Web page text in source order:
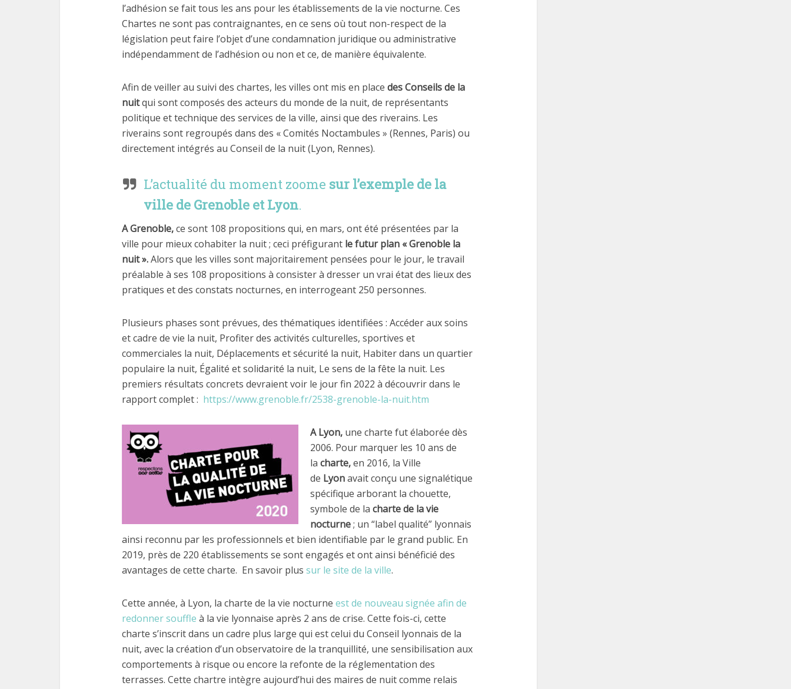
l’adhésion se fait tous les ans pour les établissements de la vie nocturne. Ces
Chartes ne sont pas contraignantes, en ce sens où tout non-respect de la
législation peut faire l’objet d’une condamnation juridique ou administrative
indépendamment de l’adhésion ou non et ce, de manière équivalente.
Afin de veiller au suivi des chartes, les villes ont mis en place des Conseils de la
nuitqui sont composés des acteurs du monde de la nuit, de représentants
politique et technique des services de la ville, ainsi que des riverains. Les
riverains sont regroupés dans des « Comités Noctambules » (Rennes, Paris) ou
directement intégrés au Conseil de la nuit (Lyon, Rennes).
L’actualité du moment zoome sur l’exemple de la
ville de Grenoble et Lyon.
A Grenoble,ce sont 108 propositions qui, en mars, ont été présentées par la
ville pour mieux cohabiter la nuit ; ceci préfigurant le futur plan « Grenoble la
nuit ».Alors que les villes sont majoritairement pensées pour le jour, le travail
préalable à ses 108 propositions à consister à dresser un vrai état des lieux des
pratiques et des constats nocturnes, en interrogeant 250 personnes.
Plusieurs phases sont prévues, des thématiques identifiées : Accéder aux soins
et cadre de vie la nuit, Profiter des activités culturelles, sportives et
commerciales la nuit, Déplacements et sécurité la nuit, Habiter dans un quartier
populaire la nuit, Égalité et solidarité la nuit, Le sens de la fête la nuit. Les
premiers résultats concrets devraient voir le jour fin 2022 à découvrir dans le
rapport complet : https://www.grenoble.fr/2538-grenoble-la-nuit.htm
A Lyon, une charte fut élaborée dès
2006. Pour marquer les 10 ans de
la charte,en 2016, la Ville
de Lyonavait conçu une signalétique
spécifique arborant la chouette,
symbole de la charte de la vie
nocturne; un “label qualité” lyonnais
ainsi reconnu par les professionnels et bien identifiable par le grand public. En
2019, près de 220 établissements se sont engagés et ont ainsi bénéficié des
avantages de cette charte. En savoir plus sur le site de la ville.
Cette année, à Lyon, la charte de la vie nocturne est de nouveau signée afin de
redonner souffle à la vie lyonnaise après 2 ans de crise. Cette fois-ci, cette
charte s’inscrit dans un cadre plus large qui est celui du Conseil lyonnais de la
nuit, avec la création d’un observatoire de la tranquillité, une sensibilisation aux
comportements à risque ou encore la refonte de la réglementation des
terrasses. Cette chartre intègre aujourd’hui des maires de nuit comme relais